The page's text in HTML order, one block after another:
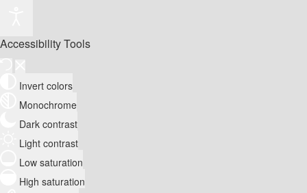
Accessibility Tools
Invert colors
Monochrome
Dark contrast
Light contrast
Low saturation
High saturation